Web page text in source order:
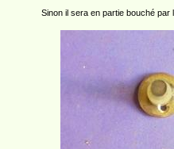
Sinon il sera en partie bouché par